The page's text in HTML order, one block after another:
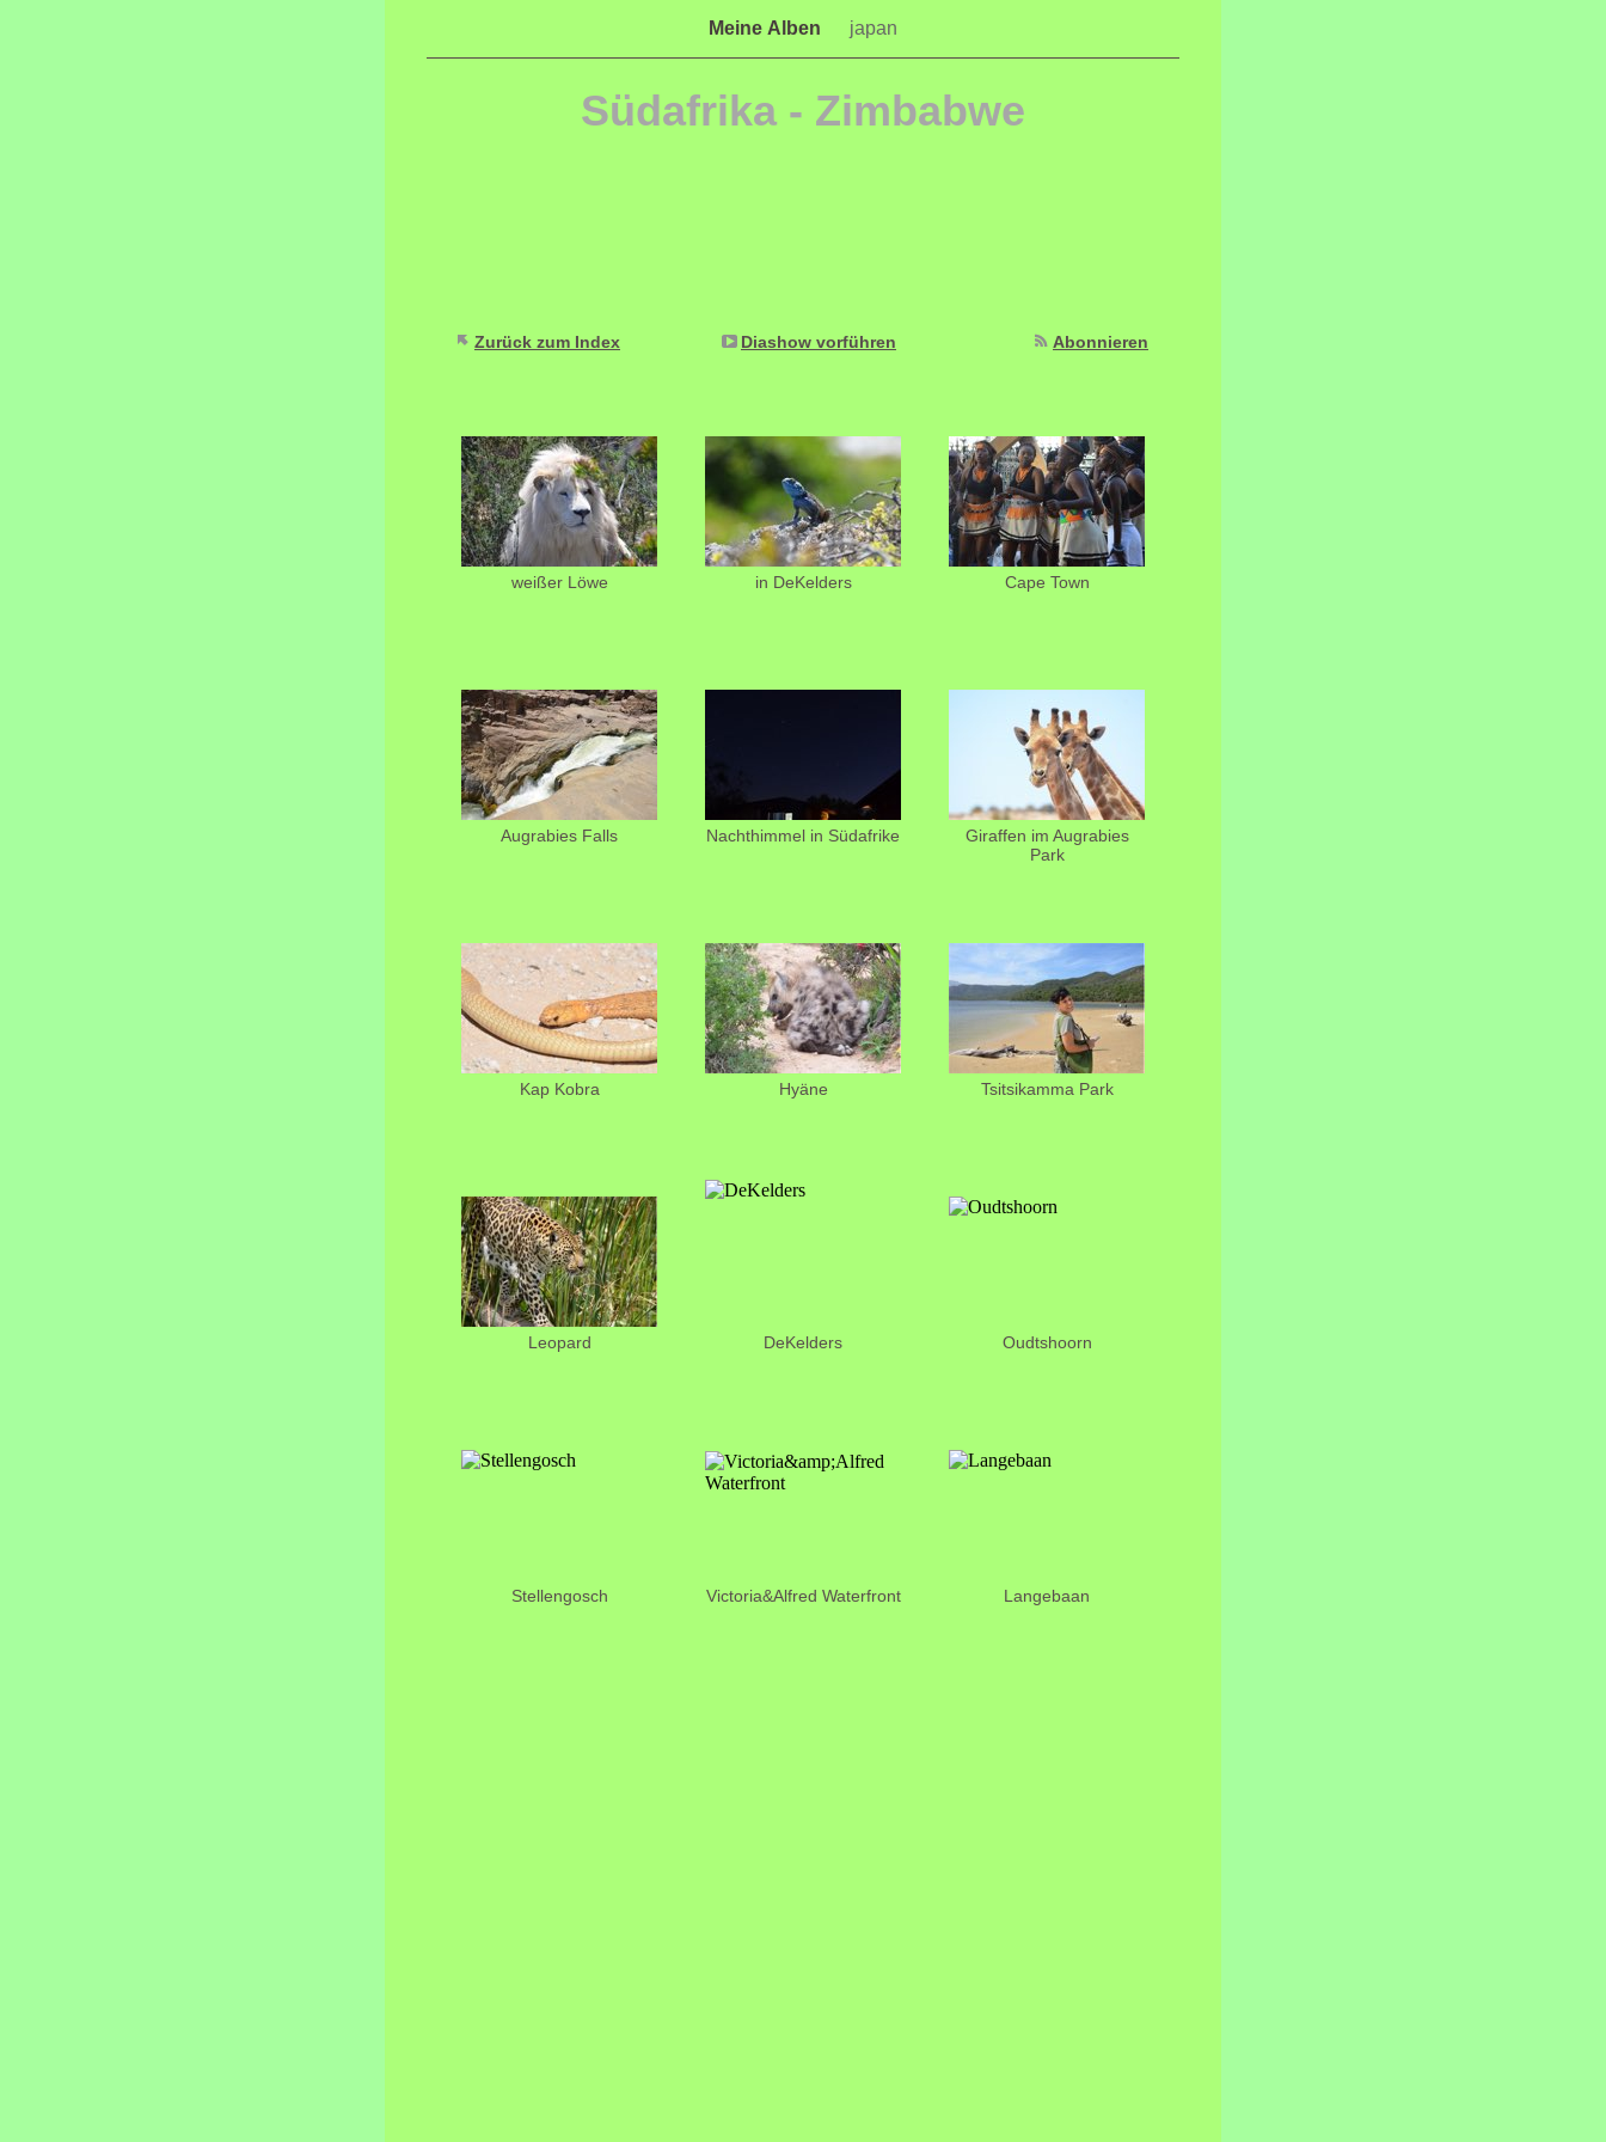
Meine Alben japan
Südafrika - Zimbabwe
weißer Löwe in DeKelders Cape Town
Augrabies Falls Nachthimmel in Südafrike
Giraffen im Augrabies
Park
Kap Kobra Hyäne Tsitsikamma Park
Leopard DeKelders Oudtshoorn
Stellengosch Victoria&Alfred Waterfront Langebaan
Zurück zum Index Abonnieren
Diashow vorführen